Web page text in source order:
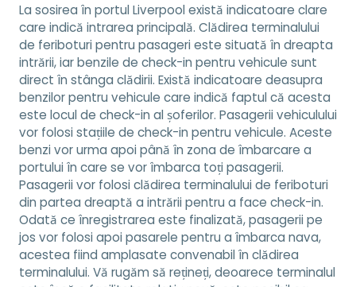
La sosirea în portul Liverpool există indicatoare clare
care indică intrarea principală. Clădirea terminalului
de feriboturi pentru pasageri este situată în dreapta
intrării, iar benzile de check-in pentru vehicule sunt
direct în stânga clădirii. Există indicatoare deasupra
benzilor pentru vehicule care indică faptul că acesta
este locul de check-in al șoferilor. Pasagerii vehiculului
vor folosi stațiile de check-in pentru vehicule. Aceste
benzi vor urma apoi până în zona de îmbarcare a
portului în care se vor îmbarca toți pasagerii.
Pasagerii vor folosi clădirea terminalului de feriboturi
din partea dreaptă a intrării pentru a face check-in.
Odată ce înregistrarea este finalizată, pasagerii pe
jos vor folosi apoi pasarele pentru a îmbarca nava,
acestea fiind amplasate convenabil în clădirea
terminalului. Vă rugăm să rețineți, deoarece terminalul